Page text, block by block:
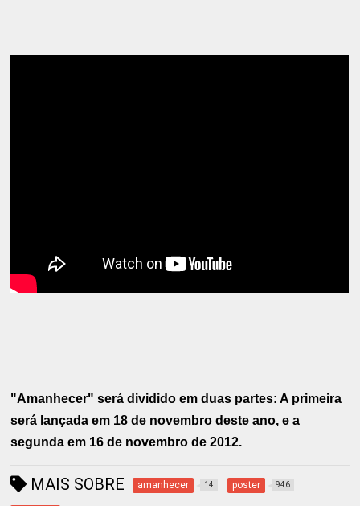
"Amanhecer" será dividido em duas partes: A primeira
será lançada em 18 de novembro deste ano, e a
segunda em 16 de novembro de 2012.
MAIS SOBRE amanhecer 14 poster 946